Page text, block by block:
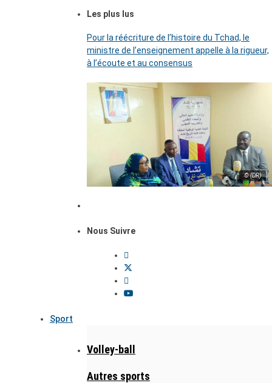
Les plus lus
Pour la réécriture de l’histoire du Tchad, le
ministre de l’enseignement appelle à la rigueur,
à l’écoute et au consensus
© (DR)
Nous Suivre
Sport
Volley-ball
Autres sports